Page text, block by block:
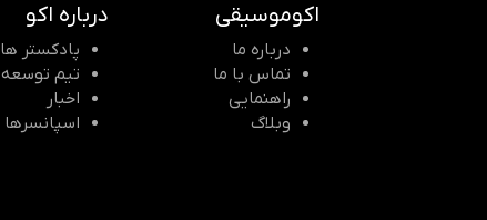
اکوموسیقی
درباره ما
تماس با ما
راهنمایی
وبلاگ
درباره اکو
پادکستر ها
تیم توسعه
اخبار
اسپانسرها